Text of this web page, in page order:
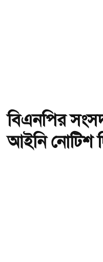
বিএনপির
আইনি নোটিশ